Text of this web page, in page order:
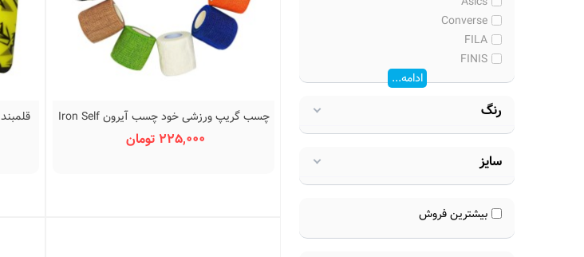
Converse
FILA
FINIS
ادامه...
رنگ
سایز
بیشترین فروش
نمایش سریع
چسب گریپ ورزشی خود چسب آیرون Iron Self
Adhesive Sports Band
225,000 تومان